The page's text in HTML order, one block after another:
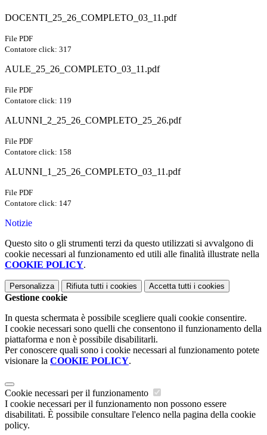
DOCENTI_25_26_COMPLETO_03_11.pdf
File PDF
Contatore click: 317
AULE_25_26_COMPLETO_03_11.pdf
File PDF
Contatore click: 119
ALUNNI_2_25_26_COMPLETO_25_26.pdf
File PDF
Contatore click: 158
ALUNNI_1_25_26_COMPLETO_03_11.pdf
File PDF
Contatore click: 147
Notizie
Questo sito o gli strumenti terzi da questo utilizzati si avvalgono di
cookie necessari al funzionamento ed utili alle finalità illustrate nella
COOKIE POLICY.
Personalizza Rifiuta tutti i cookies Accetta tutti i cookies
Gestione cookie
In questa schermata è possibile scegliere quali cookie consentire.
I cookie necessari sono quelli che consentono il funzionamento della
piattaforma e non è possibile disabilitarli.
Per conoscere quali sono i cookie necessari al funzionamento potete
visionare la COOKIE POLICY.
Cookie necessari per il funzionamento
I cookie necessari per il funzionamento non possono essere
disabilitati. È possibile consultare l'elenco nella pagina della cookie
policy.